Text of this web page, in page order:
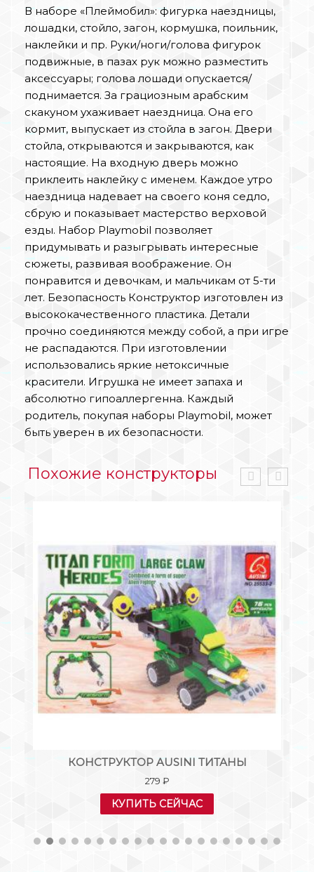
В наборе «Плеймобил»: фигурка наездницы,
лошадки, стойло, загон, кормушка, поильник,
наклейки и пр. Руки/ноги/голова фигурок
подвижные, в пазах рук можно разместить
аксессуары; голова лошади опускается/
поднимается. За грациозным арабским
скакуном ухаживает наездница. Она его
кормит, выпускает из стойла в загон. Двери
стойла, открываются и закрываются, как
настоящие. На входную дверь можно
приклеить наклейку с именем. Каждое утро
наездница надевает на своего коня седло,
сбрую и показывает мастерство верховой
езды. Набор Playmobil позволяет
придумывать и разыгрывать интересные
сюжеты, развивая воображение. Он
понравится и девочкам, и мальчикам от 5-ти
лет. Безопасность Конструктор изготовлен из
высококачественного пластика. Детали
прочно соединяются между собой, а при игре
не распадаются. При изготовлении
использовались яркие нетоксичные
красители. Игрушка не имеет запаха и
абсолютно гипоаллергенна. Каждый
родитель, покупая наборы Playmobil, может
быть уверен в их безопасности.
Похожие конструкторы
КОНСТРУКТОР AUSINI ТИТАНЫ
279 ₽
КУПИТЬ СЕЙЧАС